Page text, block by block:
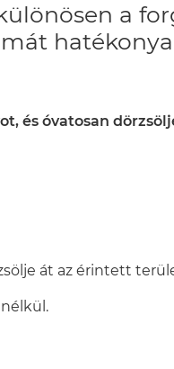
a
és óvatosan
át az érintett